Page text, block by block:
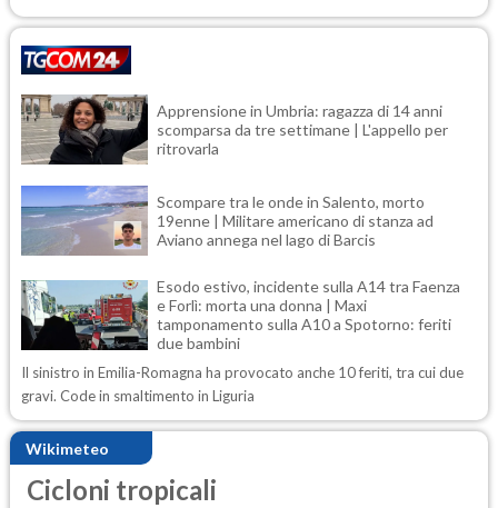
Apprensione in Umbria: ragazza di 14 anni
scomparsa da tre settimane | L'appello per
ritrovarla
Scompare tra le onde in Salento, morto
19enne | Militare americano di stanza ad
Aviano annega nel lago di Barcis
Esodo estivo, incidente sulla A14 tra Faenza
e Forlì: morta una donna | Maxi
tamponamento sulla A10 a Spotorno: feriti
due bambini
Il sinistro in Emilia-Romagna ha provocato anche 10 feriti, tra cui due
gravi. Code in smaltimento in Liguria
Wikimeteo
Cicloni tropicali